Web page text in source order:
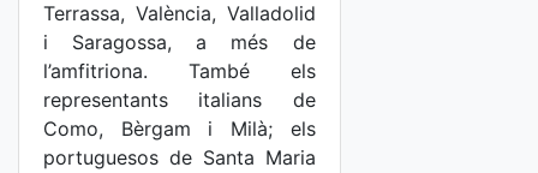
Terrassa, València, Valladolid
i Saragossa, a més de
l’amfitriona. També els
representants italians de
Como, Bèrgam i Milà; els
portuguesos de Santa Maria